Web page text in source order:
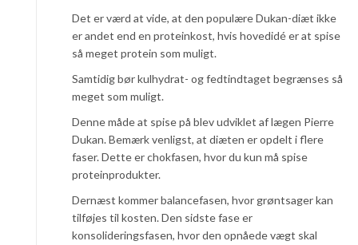
Det er værd at vide, at den populære Dukan-diæt ikke
er andet end en proteinkost, hvis hovedidé er at spise
så meget protein som muligt.
Samtidig bør kulhydrat- og fedtindtaget begrænses så
meget som muligt.
Denne måde at spise på blev udviklet af lægen Pierre
Dukan. Bemærk venligst, at diæten er opdelt i flere
faser. Dette er chokfasen, hvor du kun må spise
proteinprodukter.
Dernæst kommer balancefasen, hvor grøntsager kan
tilføjes til kosten. Den sidste fase er
konsolideringsfasen, hvor den opnåede vægt skal